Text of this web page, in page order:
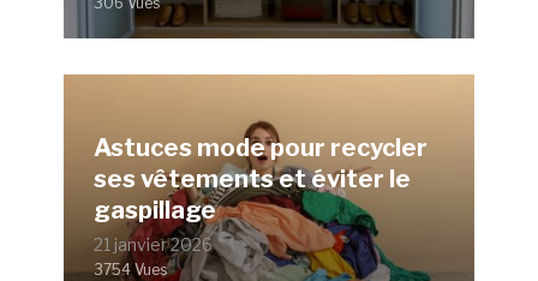
Astuces mode pour recycler
ses vêtements et éviter le
gaspillage
21 janvier 2026
3754 Vues